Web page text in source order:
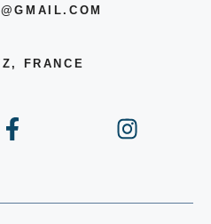
FRANCE